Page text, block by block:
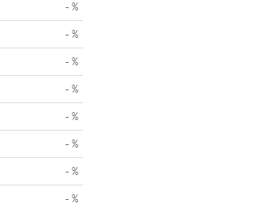
- %
- %
- %
- %
- %
- %
- %
- %